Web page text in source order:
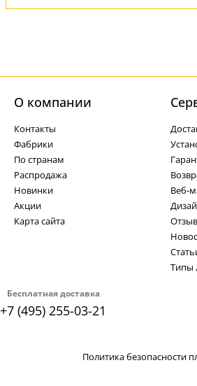
Бесплатная доставка
+7 (495) 255-03-21
О компании
Контакты
Фабрики
По странам
Распродажа
Новинки
Акции
Карта сайта
Веб-
Типы
Политика безопасности